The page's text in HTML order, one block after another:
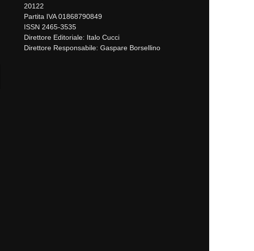
20122
Partita IVA 01868790849
ISSN 2465-3535
Direttore Editoriale: Italo Cucci
Direttore Responsabile: Gaspare Borsellino